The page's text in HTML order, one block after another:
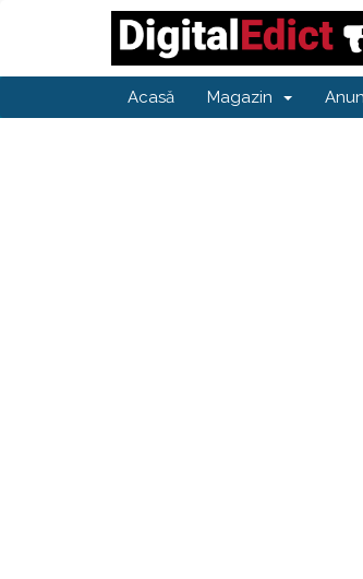
Acasă Magazin